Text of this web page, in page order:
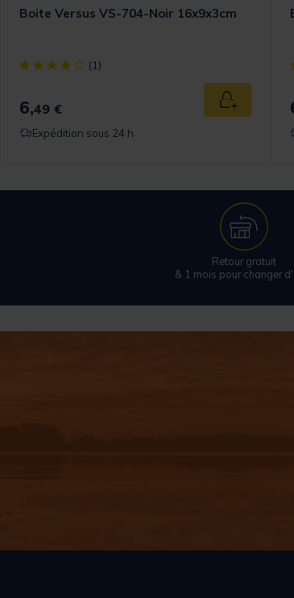
panier
Boite Versus VS-704-Noir 16x9x3cm
[object Object] out of 5 Customer Rating
(1)
6,49 € Ajouter au
Expédition sous 24 h
Retour gratuit
& 1 mois pour changer